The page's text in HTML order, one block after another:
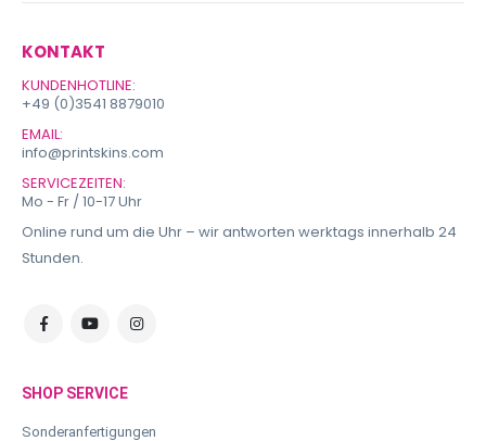
KONTAKT
KUNDENHOTLINE:
+49 (0)3541 8879010
EMAIL:
info@printskins.com
SERVICEZEITEN:
Mo - Fr / 10-17 Uhr
Online rund um die Uhr – wir antworten werktags innerhalb 24
Stunden.
SHOP SERVICE
Sonderanfertigungen